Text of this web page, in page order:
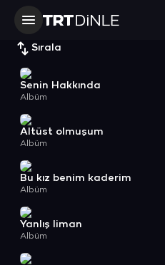
Sırala
Senin Hakkında
Albüm
Altüst olmuşum
Albüm
Bu kız benim kaderim
Albüm
Yanlış liman
Albüm